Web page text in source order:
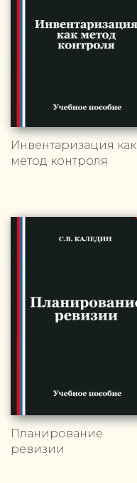
Инвентаризация как
метод контроля
Планирование
ревизии